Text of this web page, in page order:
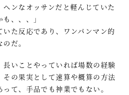
ヘンなオッサンだと軽んじていた
、、、」
いた反応であり、ワンパンマン的
だ。
いことやっていれば場数の経験
の果実として速算や概算の方法
て、手品でも神業でもない。